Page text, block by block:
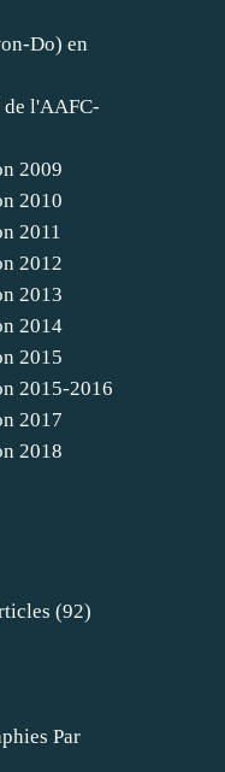
(92)
Par
Do) en
de l'AAFC-
2009
2010
2011
2012
2013
2014
2015
2015-2016
2017
2018